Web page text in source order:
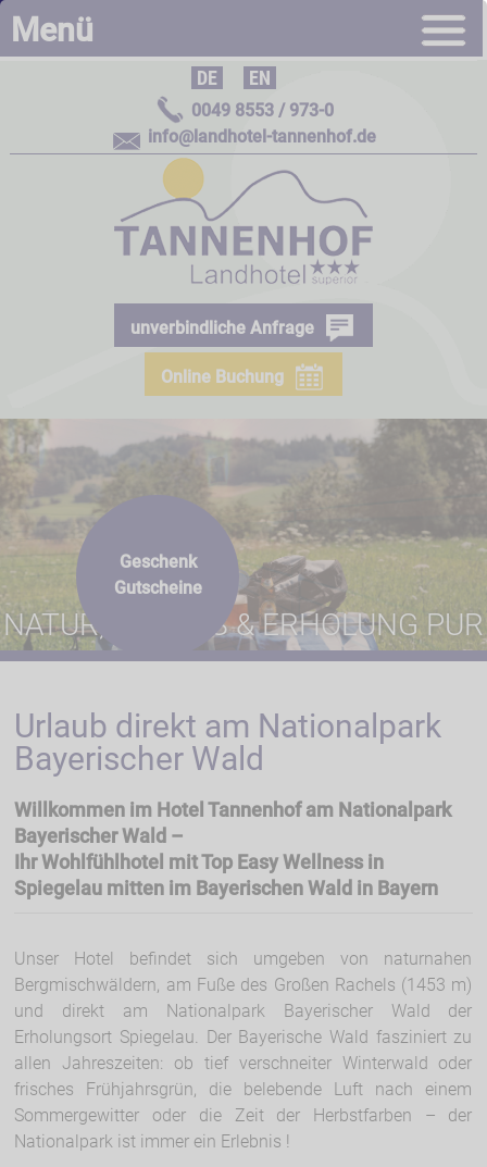
0049 8553 / 973-0
info@landhotel-tannenhof.de
unverbindliche Anfrage
Online Buchung
DE EN
Menü
NATUR, GENUSS & ERHOLUNG PUR
Geschenk
Gutscheine
Urlaub direkt am Nationalpark
Bayerischer Wald
Willkommen im Hotel Tannenhof am Nationalpark
Bayerischer Wald –
Ihr Wohlfühlhotel mit Top Easy Wellness in
Spiegelau mitten im Bayerischen Wald in Bayern
Unser Hotel befindet sich umgeben von naturnahen
Bergmischwäldern, am Fuße des Großen Rachels (1453 m)
und direkt am Nationalpark Bayerischer Wald der
Erholungsort Spiegelau. Der Bayerische Wald fasziniert zu
allen Jahreszeiten: ob tief verschneiter Winterwald oder
frisches Frühjahrsgrün, die belebende Luft nach einem
Sommergewitter oder die Zeit der Herbstfarben – der
Nationalpark ist immer ein Erlebnis !